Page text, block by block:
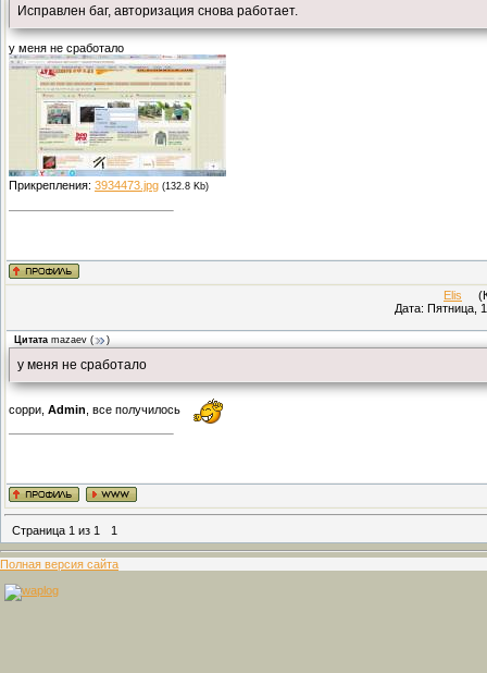
Исправлен баг, авторизация снова работает.
у меня не сработало
Прикрепления: 3934473.jpg (132.8 Kb)
Elis
Дата: Пятница,
Цитата mazaev ( )
у меня не сработало
сорри, Admin, все получилось
Страница 1 из 1 1
Полная версия сайта